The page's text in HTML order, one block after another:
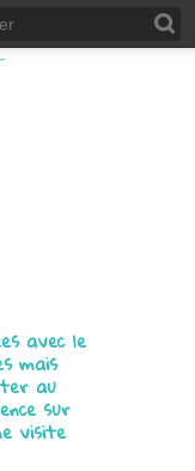
avec le
mais
au
sur
visite